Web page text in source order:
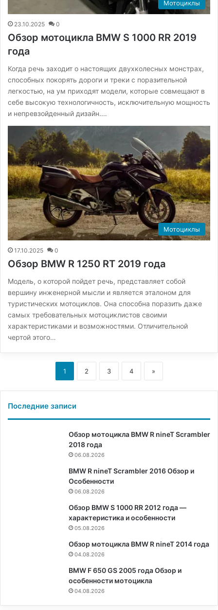
Мотоциклы
23.10.2025 0
Обзор мотоцикла BMW S 1000 RR 2019
года
Когда речь заходит о настоящих двухколесных монстрах,
способных покорять дороги и треки с поразительной
легкостью, на ум приходят модели, которые совмещают в
себе высокую технологичность, исключительную мощность
и непревзойденный дизайн.…
Мотоциклы
17.10.2025 0
Обзор BMW R 1250 RT 2019 года
Модель, о которой пойдет речь, представляет собой
вершину инженерной мысли и является эталоном для
туристических мотоциклов. Она способна поразить даже
самых требовательных мотоциклистов своими
характеристиками и возможностями. Отличительной
чертой этого…
1 2 3 4 »
Последние записи
Обзор мотоцикла BMW R nineT Scrambler
2018 года
06.08.2026
BMW R nineT Scrambler 2016 Обзор и
Особенности
06.08.2026
Обзор BMW S 1000 RR 2012 года —
характеристика и особенности
05.08.2026
Обзор мотоцикла BMW R nineT 2014 года
04.08.2026
BMW F 650 GS 2005 года Обзор и
особенности мотоцикла
04.08.2026